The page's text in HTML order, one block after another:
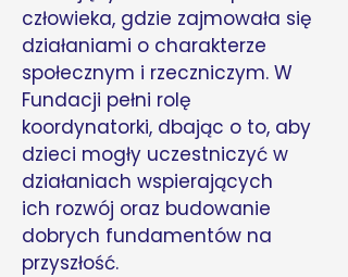
człowieka, gdzie zajmowała się
działaniami o charakterze
społecznym i rzeczniczym. W
Fundacji pełni rolę
koordynatorki, dbając o to, aby
dzieci mogły uczestniczyć w
działaniach wspierających
ich rozwój oraz budowanie
dobrych fundamentów na
przyszłość.